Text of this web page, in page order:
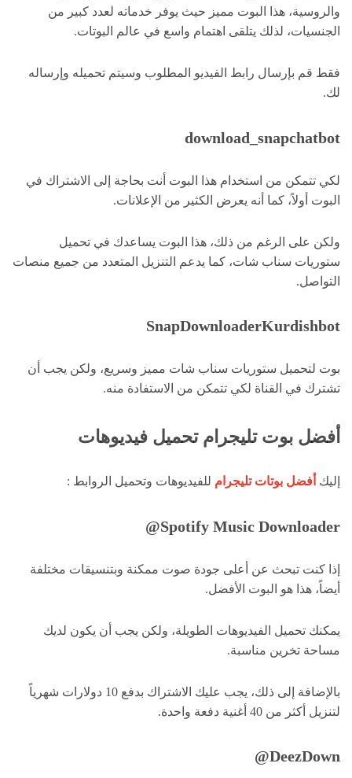
والروسية، هذا البوت مميز حيث يوفر خدماته لعدد كبير من
الجنسيات، لذلك يتلقى اهتمام واسع في عالم البوتات.
فقط قم بإرسال رابط الفيديو المطلوب وسيتم تحميله وإرساله
لك.
download_snapchatbot
لكي تتمكن من استخدام هذا البوت أنت بحاجة إلى الاشتراك في
البوت أولاً، كما أنه يعرض الكثير من الإعلانات.
ولكن على الرغم من ذلك، هذا البوت يساعدك في تحميل
ستوريات سناب شات، كما يدعم التنزيل المتعدد من جميع منصات
التواصل.
SnapDownloaderKurdishbot
بوت لتحميل ستوريات سناب شات مميز وسريع، ولكن يجب أن
تشترك في القناة لكي تتمكن من الاستفادة منه.
أفضل بوت تليجرام تحميل فيديوهات
إليك أفضل بوتات تليجرام للفيديوهات وتحميل الروابط :
Spotify Music Downloader@
إذا كنت تبحث عن أعلى جودة صوت ممكنة وبتنسيقات مختلفة
أيضاً، هذا هو البوت الأفضل.
يمكنك تحميل الفيديوهات الطويلة، ولكن يجب أن يكون لديك
مساحة تخرين مناسبة.
بالإضافة إلى ذلك، يجب عليك الاشتراك بدفع 10 دولارات شهرياً
لتنزيل أكثر من 40 أغنية دفعة واحدة.
DeezDown@